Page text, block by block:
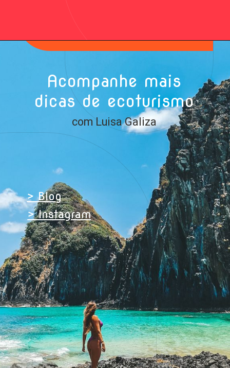
Acompanhe mais
dicas de ecoturismo
com Luisa Galiza
> Blog
> Instagram